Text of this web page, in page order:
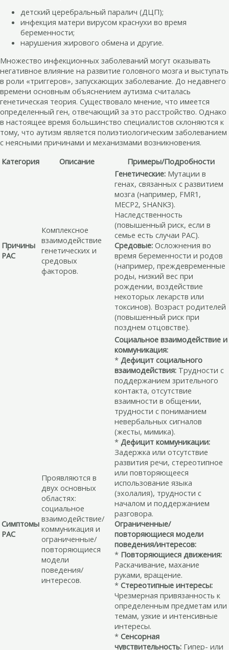
детский церебральный паралич (ДЦП);
инфекция матери вирусом краснухи во время
беременности;
нарушения жирового обмена и другие.
Множество инфекционных заболеваний могут оказывать
негативное влияние на развитие головного мозга и выступать
в роли «триггеров», запускающих заболевание. До недавнего
времени основным объяснением аутизма считалась
генетическая теория. Существовало мнение, что имеется
определенный ген, отвечающий за это расстройство. Однако
в настоящее время большинство специалистов склоняются к
тому, что аутизм является полиэтиологическим заболеванием
с неясными причинами и механизмами возникновения.
Категория
Описание Примеры/Подробности
Причины
РАС
Комплексное
взаимодействие
генетических и
средовых
факторов.
Генетические: Мутации в
генах, связанных с развитием
мозга (например, FMR1,
MECP2, SHANK3).
Наследственность
(повышенный риск, если в
семье есть случаи РАС).
Средовые: Осложнения во
время беременности и родов
(например, преждевременные
роды, низкий вес при
рождении, воздействие
некоторых лекарств или
токсинов). Возраст родителей
(повышенный риск при
позднем отцовстве).
Симптомы
РАС
Проявляются в
двух основных
областях:
социальное
взаимодействие/
коммуникация и
ограниченные/
повторяющиеся
модели
поведения/
интересов.
Социальное взаимодействие и
коммуникация:
* Дефицит социального
взаимодействия: Трудности с
поддержанием зрительного
контакта, отсутствие
взаимности в общении,
трудности с пониманием
невербальных сигналов
(жесты, мимика).
* Дефицит коммуникации:
Задержка или отсутствие
развития речи, стереотипное
или повторяющееся
использование языка
(эхолалия), трудности с
началом и поддержанием
разговора.
Ограниченные/
повторяющиеся модели
поведения/интересов:
* Повторяющиеся движения:
Раскачивание, махание
руками, вращение.
* Стереотипные интересы:
Чрезмерная привязанность к
определенным предметам или
темам, узкие и интенсивные
интересы.
* Сенсорная
чувствительность: Гипер- или